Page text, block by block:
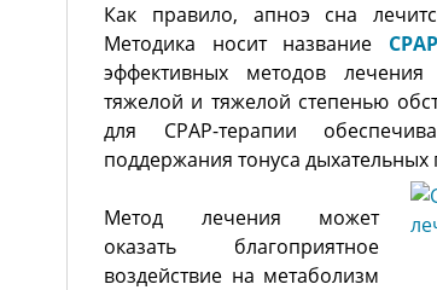
Как правило, апноэ сна
Методика носит название
эффективных методов
тяжелой и тяжелой степенью
для СРАР-терапии
поддержания тонуса дыхательных
Метод лечения может
оказать благоприятное
воздействие на метаболизм